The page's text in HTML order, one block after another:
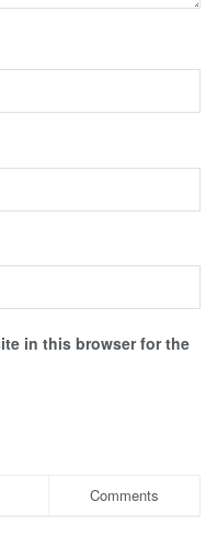
in this browser for the
Comments